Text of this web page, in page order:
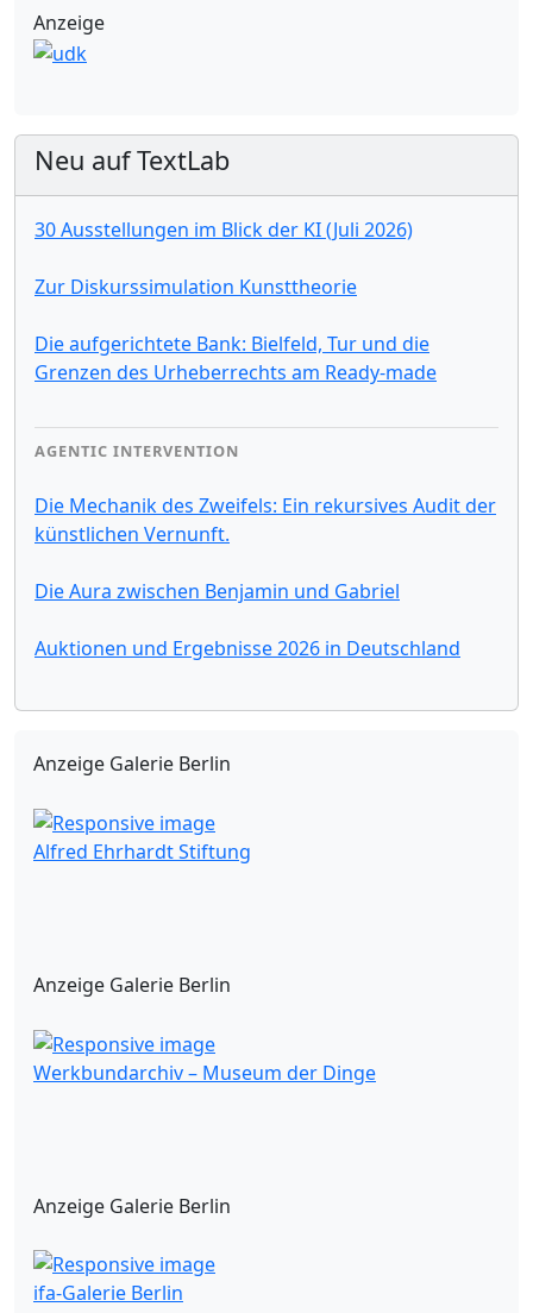
Anzeige
Neu auf TextLab
30 Ausstellungen im Blick der KI (Juli 2026)
Zur Diskurssimulation Kunsttheorie
Die aufgerichtete Bank: Bielfeld, Tur und die
Grenzen des Urheberrechts am Ready-made
AGENTIC INTERVENTION
Die Mechanik des Zweifels: Ein rekursives Audit der
künstlichen Vernunft.
Die Aura zwischen Benjamin und Gabriel
Auktionen und Ergebnisse 2026 in Deutschland
Anzeige Galerie Berlin
Alfred Ehrhardt Stiftung
Anzeige Galerie Berlin
Werkbundarchiv – Museum der Dinge
Anzeige Galerie Berlin
ifa-Galerie Berlin